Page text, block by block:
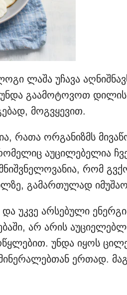
ლაშა უჩავა
გაამოტოვოთ დილის
მოგვყევით.
რათა ორგანიზმს
აუცილებელია
რომ
გამართულად
უკვე არსებული
არ არის
უნდა იყოს
ერთად.